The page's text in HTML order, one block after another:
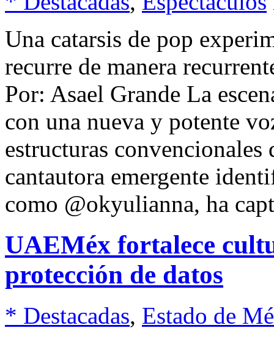
Una catarsis de pop
recurre de manera
Por: Asael Grande La
con una nueva y potente
estructuras
cantautora emergente
como @okyulianna, ha
UAEMéx fortalece
protección de datos
* Destacadas, Estado de